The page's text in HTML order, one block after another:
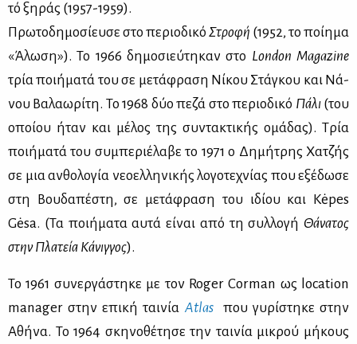
τό ξη­ράς (1957-1959).
Πρω­το­δη­μο­σί­ευ­σε στο πε­ριο­δι­κό Στρο­φή (1952, το ποί­η­μα
«Άλω­ση»). Το 1966 δη­μο­σιεύ­τη­καν στο London Magazine
τρία ποι­ή­μα­τά του σε με­τά­φρα­ση Νί­κου Στά­γκου και Νά­
νου Βα­λα­ω­ρί­τη. Το 1968 δύο πε­ζά στο πε­ριο­δι­κό Πά­λι(του
οποί­ου ήταν και μέ­λος της συ­ντα­κτι­κής ομά­δας). Τρία
ποι­ή­μα­τά του συ­μπε­ριέ­λα­βε το 1971 ο Δη­μή­τρης Χα­τζής
σε μια αν­θο­λο­γία νε­ο­ελ­λη­νι­κής λο­γο­τε­χνί­ας που εξέ­δω­σε
στη Βου­δα­πέ­στη, σε με­τά­φρα­ση του ιδί­ου και Kėpes
Gėsa. (Τα ποι­ή­μα­τα αυ­τά εί­ναι από τη συλ­λο­γή Θά­να­τος
στην Πλα­τεία Κά­νιγ­γος).
Το 1961 συ­νερ­γά­στη­κε με τον Roger Corman ως location
manager στην επι­κή ται­νία Atlasπου γυ­ρί­στη­κε στην
Αθή­να. Το 1964 σκη­νο­θέ­τη­σε την ται­νία μι­κρού μή­κους